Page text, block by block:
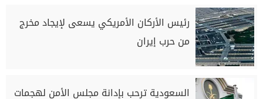
رئيس الأركان الأمريكي يسعى لإيجاد مخرج
من حرب إيران
السعودية ترحب بإدانة مجلس الأمن لهجمات